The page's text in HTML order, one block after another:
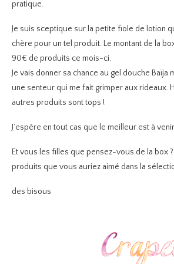
pratique.
Je suis sceptique sur la petite fiole de lotion
chère pour un tel produit. Le montant de la
90€ de produits ce mois-ci.
Je vais donner sa chance au gel douche Baïja
une senteur qui me fait grimper aux rideaux.
autres produits sont tops !
J’espère en tout cas que le meilleur est à
Et vous les filles que pensez-vous de la box
produits que vous auriez aimé dans la
des bisous